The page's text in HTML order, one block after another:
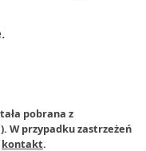
.
pobrana z
W przypadku zastrzeżeń
kontakt.